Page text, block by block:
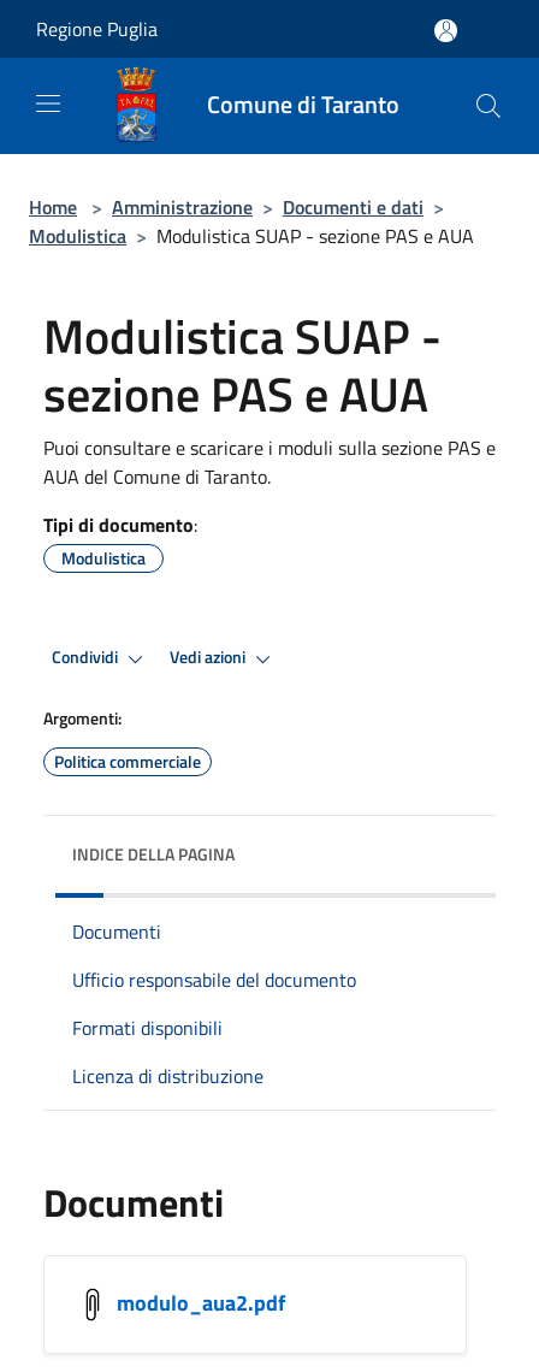
Regione Puglia
Comune di Taranto
Home > Amministrazione > Documenti e dati >
Modulistica > Modulistica SUAP - sezione PAS e AUA
Modulistica SUAP -
sezione PAS e AUA
Puoi consultare e scaricare i moduli sulla sezione PAS e
AUA del Comune di Taranto.
Tipi di documento:
Modulistica
Condividi Vedi azioni
Argomenti:
Politica commerciale
INDICE DELLA PAGINA
Documenti
Ufficio responsabile del documento
Formati disponibili
Licenza di distribuzione
Documenti
modulo_aua2.pdf